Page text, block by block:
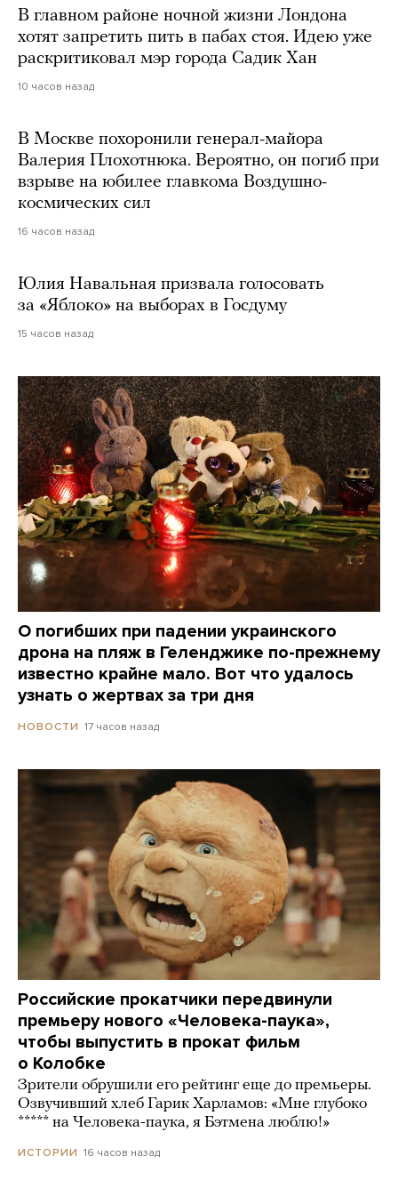
В главном районе ночной жизни Лондона
хотят запретить пить в пабах стоя. Идею уже
раскритиковал мэр города Садик Хан
10 часов назад
В Москве похоронили генерал-майора
Валерия Плохотнюка. Вероятно, он погиб при
взрыве на юбилее главкома Воздушно-
космических сил
16 часов назад
Юлия Навальная призвала голосовать
за «Яблоко» на выборах в Госдуму
15 часов назад
О погибших при падении украинского
дрона на пляж в Геленджике по-прежнему
известно крайне мало. Вот что удалось
узнать о жертвах за три дня
НОВОСТИ 17 часов назад
Российские прокатчики передвинули
премьеру нового «Человека-паука»,
чтобы выпустить в прокат фильм
о Колобке
Зрители обрушили его рейтинг еще до премьеры.
Озвучивший хлеб Гарик Харламов: «Мне глубоко
***** на Человека-паука, я Бэтмена люблю!»
ИСТОРИИ 16 часов назад